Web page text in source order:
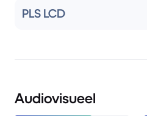
PLS LCD
Audiovisueel